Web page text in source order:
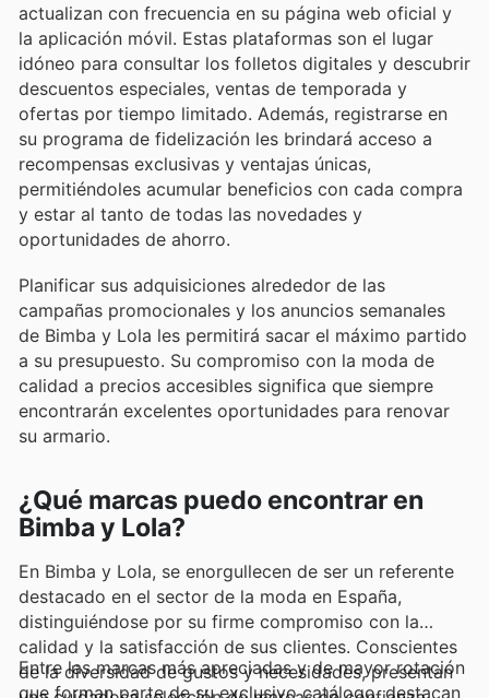
actualizan con frecuencia en su página web oficial y
la aplicación móvil. Estas plataformas son el lugar
idóneo para consultar los folletos digitales y descubrir
descuentos especiales, ventas de temporada y
ofertas por tiempo limitado. Además, registrarse en
su programa de fidelización les brindará acceso a
recompensas exclusivas y ventajas únicas,
permitiéndoles acumular beneficios con cada compra
y estar al tanto de todas las novedades y
oportunidades de ahorro.
Planificar sus adquisiciones alrededor de las
campañas promocionales y los anuncios semanales
de Bimba y Lola les permitirá sacar el máximo partido
a su presupuesto. Su compromiso con la moda de
calidad a precios accesibles significa que siempre
encontrarán excelentes oportunidades para renovar
su armario.
¿Qué marcas puedo encontrar en
Bimba y Lola?
En Bimba y Lola, se enorgullecen de ser un referente
destacado en el sector de la moda en España,
distinguiéndose por su firme compromiso con la
calidad y la satisfacción de sus clientes. Conscientes
de la diversidad de gustos y necesidades, presentan
Entre las marcas más apreciadas y de mayor rotación
que forman parte de su exclusivo catálogo, destacan